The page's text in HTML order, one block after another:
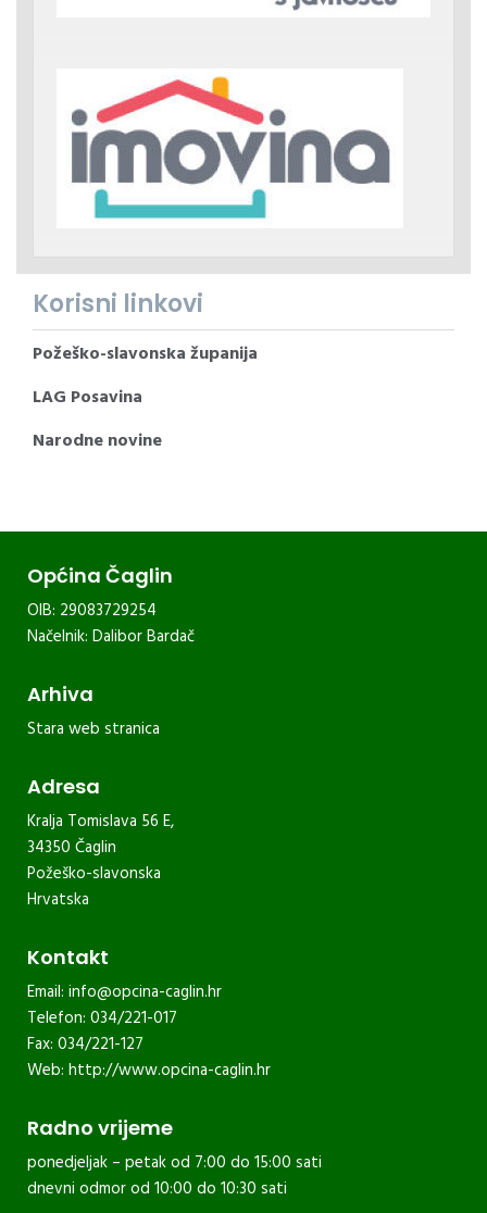
Korisni linkovi
Požeško-slavonska županija
LAG Posavina
Narodne novine
Općina Čaglin
OIB: 29083729254
Načelnik: Dalibor Bardač
Arhiva
Stara web stranica
Adresa
Kralja Tomislava 56 E,
34350 Čaglin
Požeško-slavonska
Hrvatska
Kontakt
Email: info@opcina-caglin.hr
Telefon: 034/221-017
Fax: 034/221-127
Web: http://www.opcina-caglin.hr
Radno vrijeme
ponedjeljak – petak od 7:00 do 15:00 sati
dnevni odmor od 10:00 do 10:30 sati